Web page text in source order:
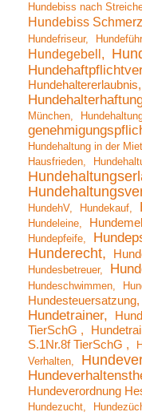
Hundebiss nach
Hundebiss
Hundefriseur
Hundegebell
Hundehaltererlaubnis
München
Hundehaltung in der
Hausfrieden
HundehV
Hundekauf
Hundeleine
Hundepfeife
Hunderecht
Hundesbetreuer
Hundeschwimmen
Hundesteuersatzung
Hundetrainer
TierSchG
S.1Nr.8f TierSchG
Verhalten
Hundeverordnung
Hundezucht